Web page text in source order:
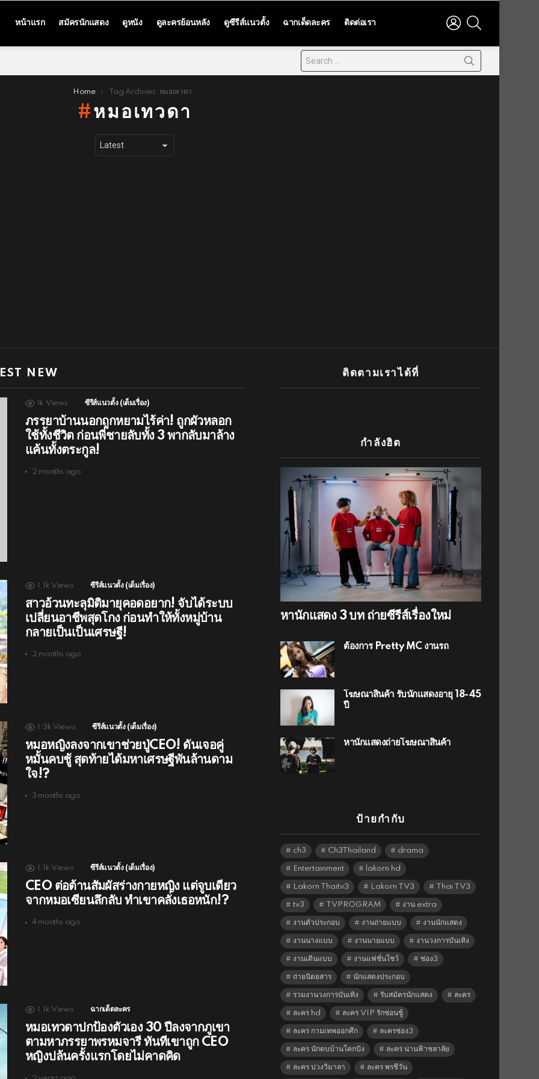
หน้าแรก สมัครนักแสดง ดูหนัง ดูละครย้อนหลัง ดูซีรีส์แนวตั้ง ฉากเด็ดละคร ติดต่อเรา
LOGIN
Home Tag Archives: หมอเทวดา
หมอเทวดา
NEW
1k Views ซีรีส์แนวตั้ง (เต็มเรื่อง)
ภรรยาบ้านนอกถูกหยามไร้ค่า! ถูกผัวหลอก
ใช้ทั้งชีวิต ก่อนพี่ชายลับทั้ง 3 พากลับมาล้าง
แค้นทั้งตระกูล!
2 months ago
1.1k Views ซีรีส์แนวตั้ง (เต็มเรื่อง)
สาวอ้วนทะลุมิติมายุคอดอยาก! จับได้ระบบ
เปลี่ยนอาชีพสุดโกง ก่อนทำให้ทั้งหมู่บ้าน
กลายเป็นเป็นเศรษฐี!
2 months ago
1.3k Views ซีรีส์แนวตั้ง (เต็มเรื่อง)
หมอหญิงลงจากเขาช่วยปู่CEO! ดันเจอคู่
หมั้นคบชู้ สุดท้ายได้มหาเศรษฐีพันล้านดาม
ใจ!?
3 months ago
1.1k Views ซีรีส์แนวตั้ง (เต็มเรื่อง)
CEO ต่อต้านสัมผัสร่างกายหญิง แต่จูบเดียว
จากหมอเซียนลึกลับ ทำเขาคลั่งเธอหนัก!?
4 months ago
1.1k Views ฉากเด็ดละคร
หมอเทวดาปกป้องตัวเอง 30 ปีลงจากภูเขา
ตามหาภรรยาพรหมจารี ทันทีเขาถูก CEO
หญิงปล้นครั้งแรกโดยไม่คาดคิด
ติดตามเราได้ที่
กำลังฮิต
หานักแสดง 3 บท ถ่ายซีรีส์เรื่องใหม่
ต้องการ Pretty MC งานรถ
โฆษณาสินค้า รับนักแสดงอายุ 18-45
ปี
หานักแสดงถ่ายโฆษณาสินค้า
ป้ายกำกับ
ch3 Ch3Thailand drama
Entertainment lakorn hd
Lakorn Thaitv3 Lakorn TV3 Thai TV3
tv3 TVPROGRAM งาน extra
งานตัวประกอบ งานถ่ายแบบ งานนักแสดง
งานนางแบบ งานนายแบบ งานวงการบันเทิง
งานเดินแบบ งานแฟชั่นโชว์ ช่อง3
ถ่ายนิตยสาร นักแสดงประกอบ
รวมงานวงการบันเทิง รับสมัครนักแสดง ละคร
ละคร hd ละคร VIP รักซ่อนชู้
ละคร กามเทพออกศึก ละครช่อง3
ละคร นักตบบ้านโคกปัง ละคร น่านฟ้าชลาลัย
ละคร บ่วงวิมาลา ละคร พรชีวัน